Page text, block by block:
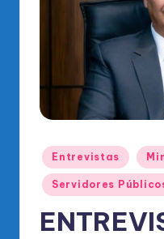
o
O
ci
al
Publicado
en
Entrevistas
Servidores